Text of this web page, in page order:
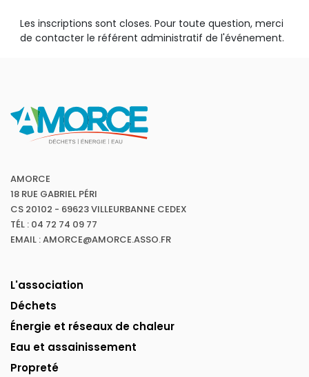
Les inscriptions sont closes. Pour toute question, merci
de contacter le référent administratif de l'événement.
AMORCE
18 RUE GABRIEL PÉRI
CS 20102 - 69623 VILLEURBANNE CEDEX
TÉL : 04 72 74 09 77
EMAIL : AMORCE@AMORCE.ASSO.FR
L'association
Déchets
Énergie et réseaux de chaleur
Eau et assainissement
Propreté